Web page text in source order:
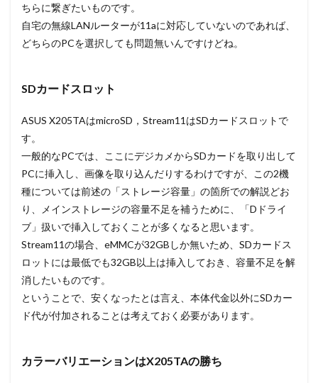
ちらに繋ぎたいものです。
自宅の無線LANルーターが11aに対応していないのであれば、
どちらのPCを選択しても問題無いんですけどね。
SDカードスロット
ASUS X205TAはmicroSD，Stream11はSDカードスロットで
す。
一般的なPCでは、ここにデジカメからSDカードを取り出して
PCに挿入し、画像を取り込んだりするわけですが、この2機
種については前述の「ストレージ容量」の箇所での解説どお
り、メインストレージの容量不足を補うために、「Dドライ
ブ」扱いで挿入しておくことが多くなると思います。
Stream11の場合、eMMCが32GBしか無いため、SDカードス
ロットには最低でも32GB以上は挿入しておき、容量不足を解
消したいものです。
ということで、安くなったとは言え、本体代金以外にSDカー
ド代が付加されることは考えておく必要があります。
カラーバリエーションはX205TAの勝ち